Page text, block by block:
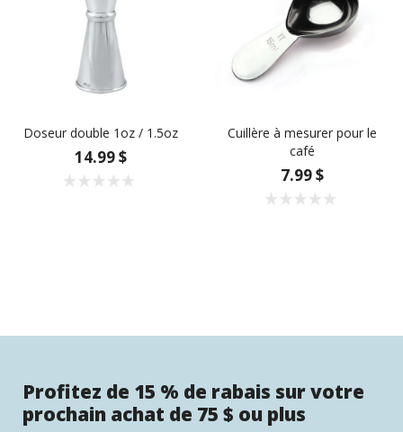
Doseur double 1oz / 1.5oz
14.99 $
Cuillère à mesurer pour le
café
7.99 $
Profitez de 15 % de rabais sur votre
prochain achat de 75 $ ou plus